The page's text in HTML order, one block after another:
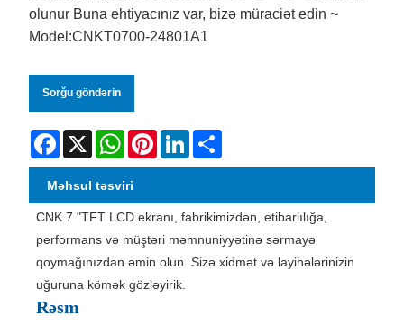
olunur Buna ehtiyacınız var, bizə müraciət edin ~
Model:CNKT0700-24801A1
Sorğu göndərin
Facebook
X WhatsApp
PinterestLinkedIn
Məhsul təsviri
CNK 7 "TFT LCD ekranı, fabrikimizdən, etibarlılığa,
performans və müştəri məmnuniyyətinə sərmayə
qoymağınızdan əmin olun. Sizə xidmət və layihələrinizin
uğuruna kömək gözləyirik.
Rəsm